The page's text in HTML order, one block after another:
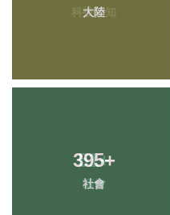
大陸
395+
社會